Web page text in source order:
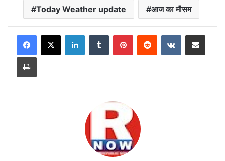
Today Weather update आज का मौसम
LinkedInTumblr PinterestReddit VKontakteShare via Email
Print